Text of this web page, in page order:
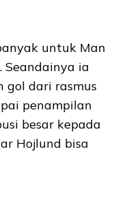
untuk Man
Seandainya ia
gol dari rasmus
penampilan
besar kepada
Hojlund bisa